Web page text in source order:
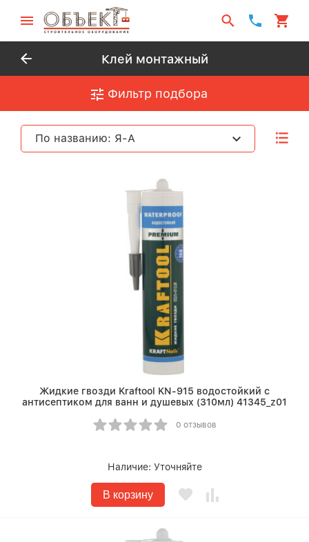
Клей монтажный
Фильтр подбора
По названию: Я-А
Жидкие гвозди Kraftool KN-915 водостойкий с
антисептиком для ванн и душевых (310мл) 41345_z01
0 отзывов
Наличие: Уточняйте
В корзину